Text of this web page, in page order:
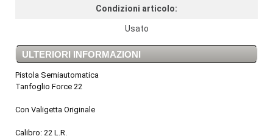
Condizioni articolo:
Usato
ULTERIORI INFORMAZIONI
Pistola Semiautomatica
Tanfoglio Force 22
Con Valigetta Originale
Calibro: 22 L.R.